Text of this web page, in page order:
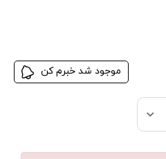
موجود شد خبرم کن